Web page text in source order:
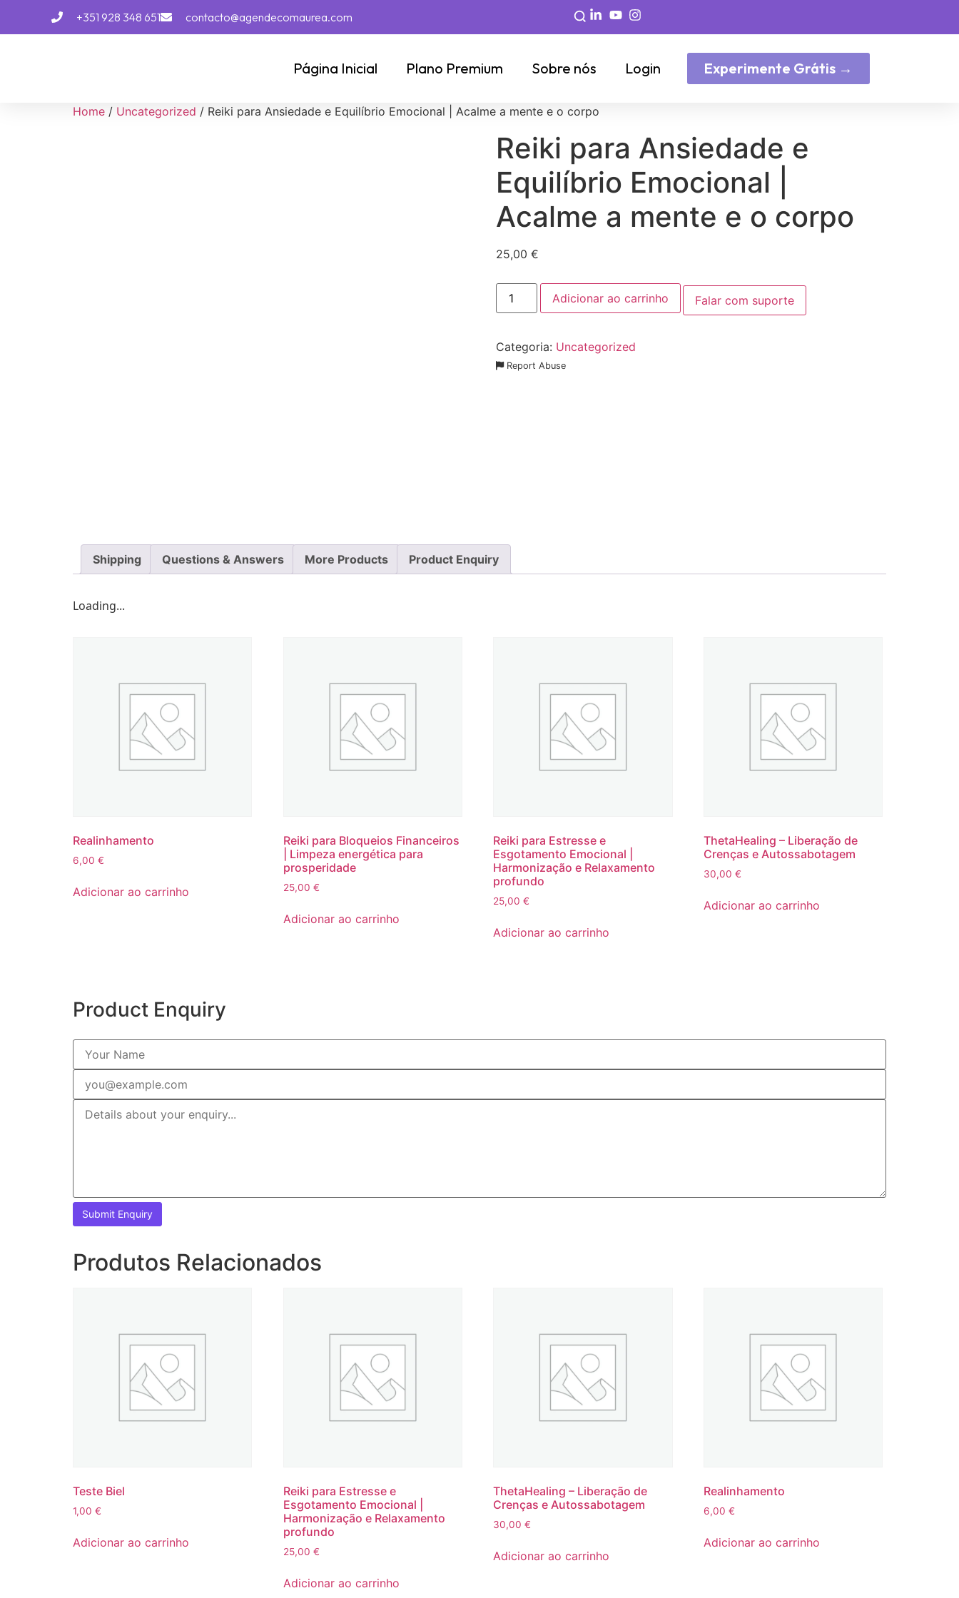
+351 928 348 651 contacto@agendecomaurea.com
Página Inicial Plano Premium Sobre nós Login Experimente Grátis →
Home / Uncategorized / Reiki para Ansiedade e Equilíbrio Emocional | Acalme a mente e o corpo
Reiki para Ansiedade e
Equilíbrio Emocional |
Acalme a mente e o corpo
25,00 €
Adicionar ao carrinho Falar com suporte
Categoria: Uncategorized
Report Abuse
Shipping Questions & Answers More Products Product Enquiry
Loading...
Realinhamento
6,00 €
Adicionar ao carrinho
Reiki para Bloqueios Financeiros
| Limpeza energética para
prosperidade
25,00 €
Adicionar ao carrinho
Reiki para Estresse e
Esgotamento Emocional |
Harmonização e Relaxamento
profundo
25,00€
Adicionar ao carrinho
ThetaHealing – Liberação de
Crenças e Autossabotagem
30,00€
Adicionar ao carrinho
Product Enquiry
Produtos Relacionados
Teste Biel
1,00 €
Adicionar ao carrinho
Reiki para Estresse e
Esgotamento Emocional |
Harmonização e Relaxamento
profundo
25,00 €
Adicionar ao carrinho
ThetaHealing – Liberação de
Crenças e Autossabotagem
30,00€
Adicionar ao carrinho
Realinhamento
6,00€
Adicionar ao carrinho